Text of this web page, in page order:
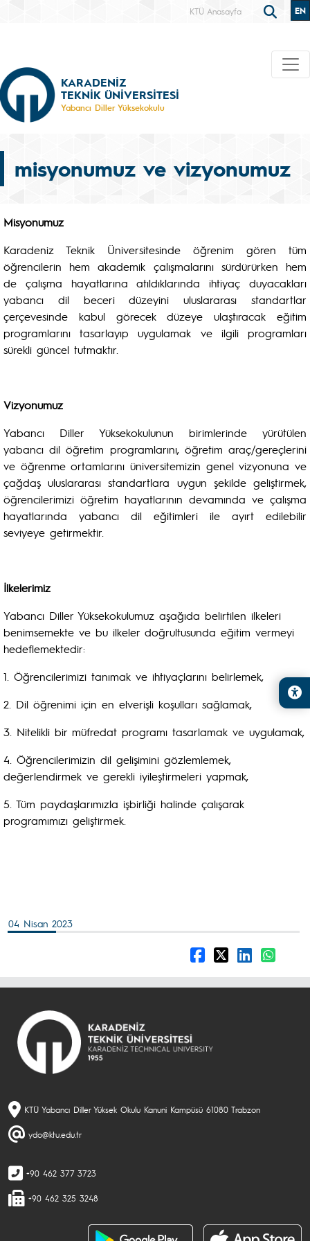
KTÜ Anasayfa EN
KARADENİZ
TEKNİK ÜNİVERSİTESİ
Yabancı Diller Yüksekokulu
misyonumuz ve vizyonumuz
Misyonumuz
Karadeniz Teknik Üniversitesinde öğrenim gören tüm
öğrencilerin hem akademik çalışmalarını sürdürürken hem
de çalışma hayatlarına atıldıklarında ihtiyaç duyacakları
yabancı dil beceri düzeyini uluslararası standartlar
çerçevesinde kabul görecek düzeye ulaştıracak eğitim
programlarını tasarlayıp uygulamak ve ilgili programları
sürekli güncel tutmaktır.
Vizyonumuz
Yabancı Diller Yüksekokulunun birimlerinde yürütülen
yabancı dil öğretim programlarını, öğretim araç/gereçlerini
ve öğrenme ortamlarını üniversitemizin genel vizyonuna ve
çağdaş uluslararası standartlara uygun şekilde geliştirmek,
öğrencilerimizi öğretim hayatlarının devamında ve çalışma
hayatlarında yabancı dil eğitimleri ile ayırt edilebilir
seviyeye getirmektir.
İlkelerimiz
Yabancı Diller Yüksekokulumuz aşağıda belirtilen ilkeleri
benimsemekte ve bu ilkeler doğrultusunda eğitim vermeyi
hedeflemektedir:
1. Öğrencilerimizi tanımak ve ihtiyaçlarını belirlemek,
2. Dil öğrenimi için en elverişli koşulları sağlamak,
3. Nitelikli bir müfredat programı tasarlamak ve uygulamak,
4. Öğrencilerimizin dil gelişimini gözlemlemek,
değerlendirmek ve gerekli iyileştirmeleri yapmak,
5. Tüm paydaşlarımızla işbirliği halinde çalışarak
programımızı geliştirmek.
04 Nisan 2023
KTÜ Yabancı Diller Yüksek Okulu Kanuni Kampüsü 61080 Trabzon
ydo@ktu.edu.tr
+90 462 377 3723
+90 462 325 3248